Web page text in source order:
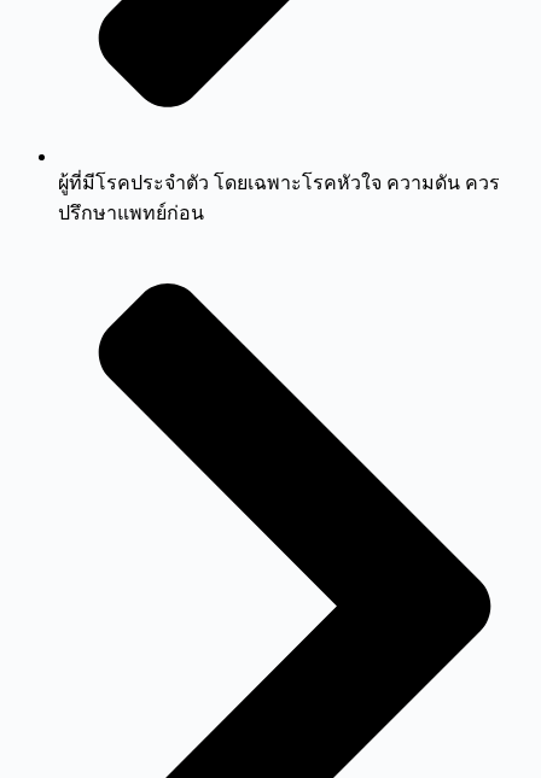
ผู้ที่มีโรคประจำตัว โดยเฉพาะโรคหัวใจ ความดัน ควร
ปรึกษาแพทย์ก่อน